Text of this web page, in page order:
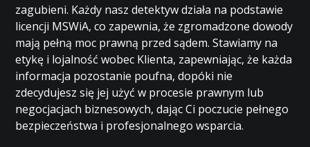
zagubieni. Każdy nasz detektyw działa na podstawie
licencji MSWiA, co zapewnia, że zgromadzone dowody
mają pełną moc prawną przed sądem. Stawiamy na
etykę i lojalność wobec Klienta, zapewniając, że każda
informacja pozostanie poufna, dopóki nie
zdecydujesz się jej użyć w procesie prawnym lub
negocjacjach biznesowych, dając Ci poczucie pełnego
bezpieczeństwa i profesjonalnego wsparcia.